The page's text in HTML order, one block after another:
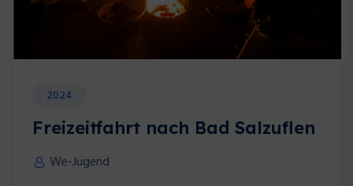
2024
Freizeitfahrt nach Bad Salzuflen
We-Jugend